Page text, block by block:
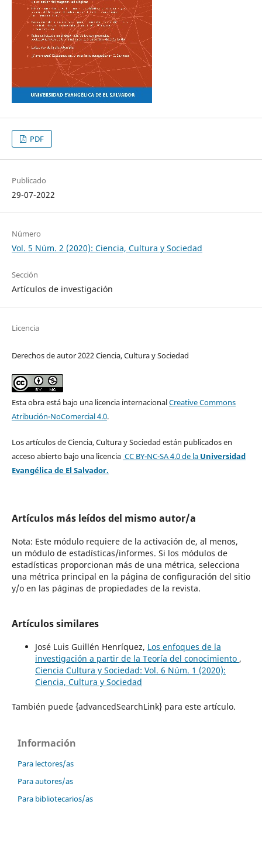
PDF
Publicado
29-07-2022
Número
Vol. 5 Núm. 2 (2020): Ciencia, Cultura y Sociedad
Sección
Artículos de investigación
Licencia
Derechos de autor 2022 Ciencia, Cultura y Sociedad
Esta obra está bajo una licencia internacionalCreative Commons
Atribución-NoComercial 4.0.
Los artículos de Ciencia, Cultura y Sociedad están publicados en
acceso abierto bajo una licencia CC BY-NC-SA 4.0de la Universidad
Evangélica de El Salvador.
Artículos más leídos del mismo autor/a
Nota: Este módulo requiere de la activación de, al menos,
un módulo de estadísticas/informes. Si los módulos de
estadísticas proporcionan más de una métrica, selecciona
una métrica principal en la página de configuración del sitio
y/o en las páginas de propiedades de la revista.
Artículos similares
José Luis Guillén Henríquez, Los enfoques de la
investigación a partir de la Teoría del conocimiento ,
Ciencia Cultura y Sociedad: Vol. 6 Núm. 1 (2020):
Ciencia, Cultura y Sociedad
También puede {advancedSearchLink} para este artículo.
Información
Para lectores/as
Para autores/as
Para bibliotecarios/as